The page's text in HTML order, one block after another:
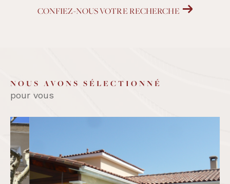
CONFIEZ-NOUS VOTRE RECHERCHE
NOUS AVONS SÉLECTIONNÉ
pour vous